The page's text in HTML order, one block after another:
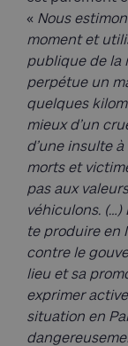
« Nous
moment et
publique de la
perpétue un
quelques
mieux d’un
d’une insulte
morts et
pas aux
véhiculons. (…)
te produire en
contre le
lieu et sa
exprimer
situation en